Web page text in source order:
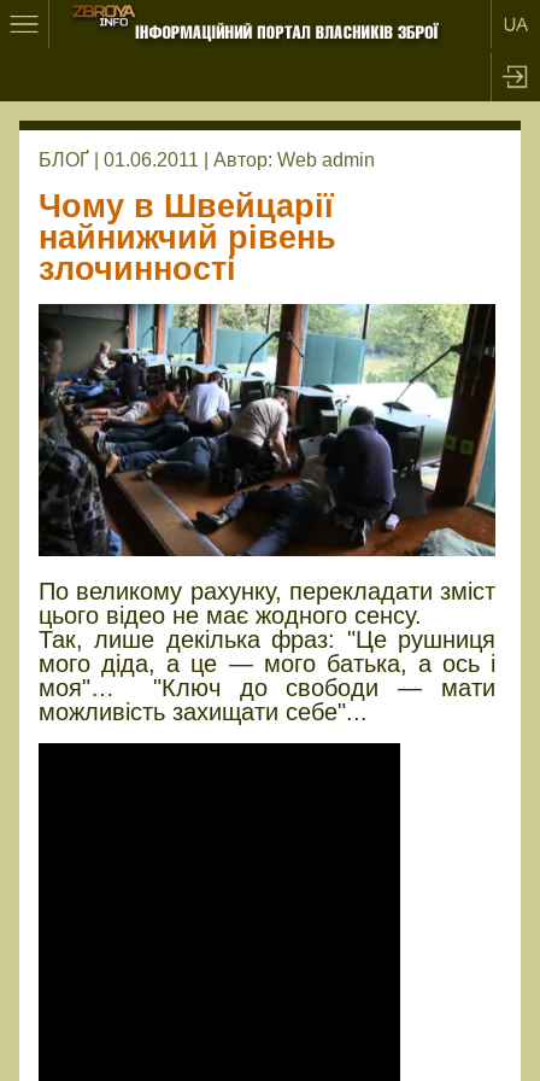
БЛОҐ | 01.06.2011 | Автор: Web admin
Чому в Швейцарії
найнижчий рівень
злочинності
По великому рахунку, перекладати зміст
цього відео не має жодного сенсу.
Так, лише декілька фраз: "Це рушниця
мого діда, а це — мого батька, а ось і
моя"… "Ключ до свободи — мати
можливість захищати себе"...